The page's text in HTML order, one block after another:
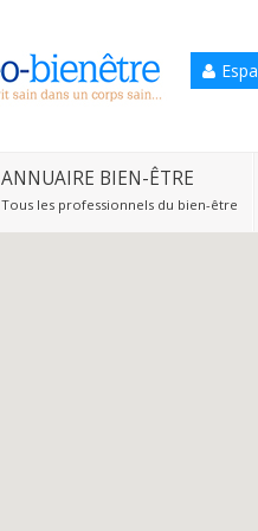
ANNUAIRE BIEN-ÊTRE
Tous les professionnels du bien-être